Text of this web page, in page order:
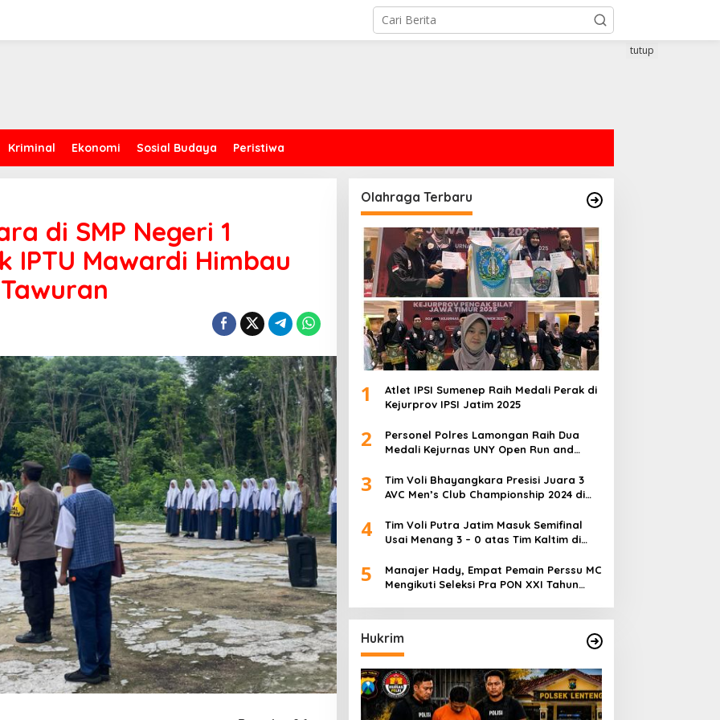
Kriminal Ekonomi Sosial Budaya Peristiwa
tutup
di SMP Negeri 1
IPTU Mawardi Himbau
Olahraga Terbaru
1
Atlet IPSI Sumenep Raih Medali Perak di
Kejurprov IPSI Jatim 2025
2
Personel Polres Lamongan Raih Dua
Medali Kejurnas UNY Open Run and
3
Tim Voli Bhayangkara Presisi Juara 3
AVC Men’s Club Championship 2024 di
4
Tim Voli Putra Jatim Masuk Semifinal
Usai Menang 3 – 0 atas Tim Kaltim di
5
Manajer Hady, Empat Pemain Perssu MC
Mengikuti Seleksi Pra PON XXI Tahun
Hukrim